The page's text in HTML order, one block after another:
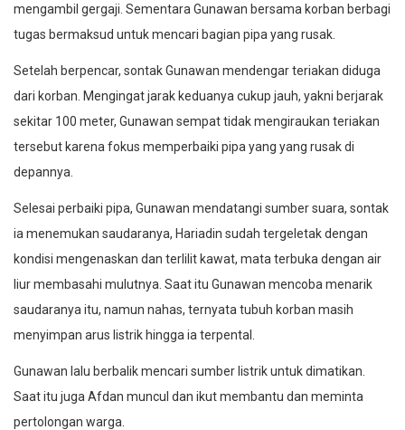
mengambil gergaji. Sementara Gunawan bersama korban berbagi
tugas bermaksud untuk mencari bagian pipa yang rusak.
Setelah berpencar, sontak Gunawan mendengar teriakan diduga
dari korban. Mengingat jarak keduanya cukup jauh, yakni berjarak
sekitar 100 meter, Gunawan sempat tidak mengiraukan teriakan
tersebut karena fokus memperbaiki pipa yang yang rusak di
depannya.
Selesai perbaiki pipa, Gunawan mendatangi sumber suara, sontak
ia menemukan saudaranya, Hariadin sudah tergeletak dengan
kondisi mengenaskan dan terlilit kawat, mata terbuka dengan air
liur membasahi mulutnya. Saat itu Gunawan mencoba menarik
saudaranya itu, namun nahas, ternyata tubuh korban masih
menyimpan arus listrik hingga ia terpental.
Gunawan lalu berbalik mencari sumber listrik untuk dimatikan.
Saat itu juga Afdan muncul dan ikut membantu dan meminta
pertolongan warga.